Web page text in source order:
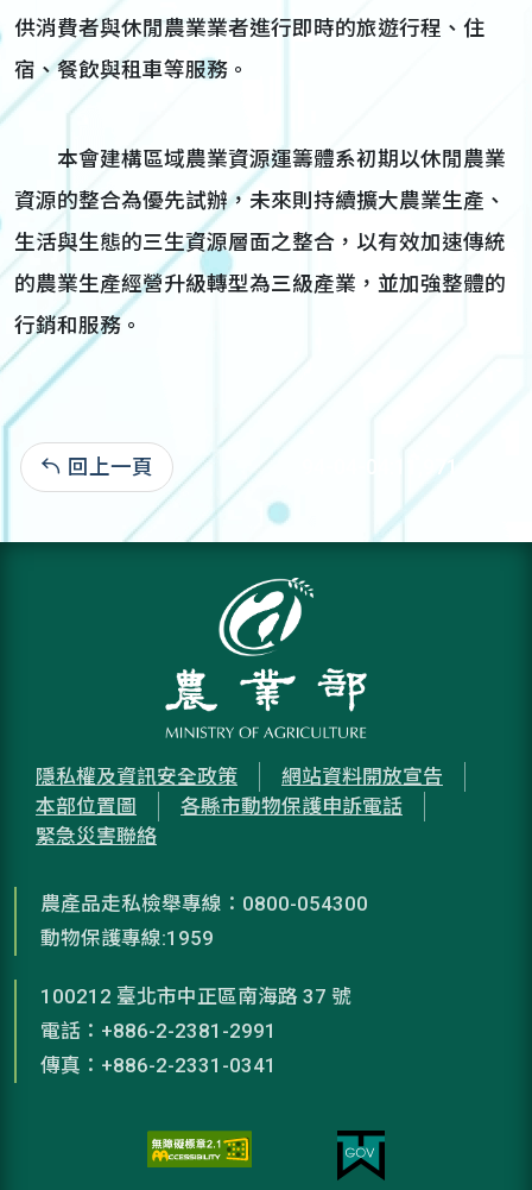
供消費者與休閒農業業者進行即時的旅遊行程、住
宿、餐飲與租車等服務。
本會建構區域農業資源運籌體系初期以休閒農業
資源的整合為優先試辦，未來則持續擴大農業生產、
生活與生態的三生資源層面之整合，以有效加速傳統
的農業生產經營升級轉型為三級產業，並加強整體的
行銷和服務。
回上一頁 94-04-04:11,971
隱私權及資訊安全政策
網站資料開放宣告
本部位置圖
各縣市動物保護申訴電話
緊急災害聯絡
農產品走私檢舉專線：0800-054300
動物保護專線:1959
100212 臺北市中正區南海路 37 號
電話：+886-2-2381-2991
傳真：+886-2-2331-0341